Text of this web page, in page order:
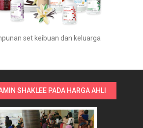
set keibuan dan keluarga
SHAKLEE PADA HARGA AHLI